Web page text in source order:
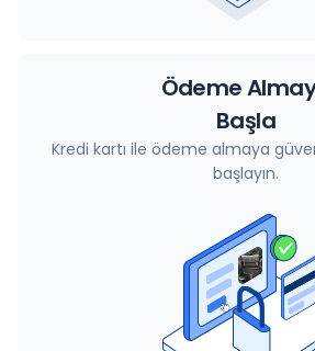
Ödeme
Başla
Kredi kartı ile ödeme almaya
başlayın.